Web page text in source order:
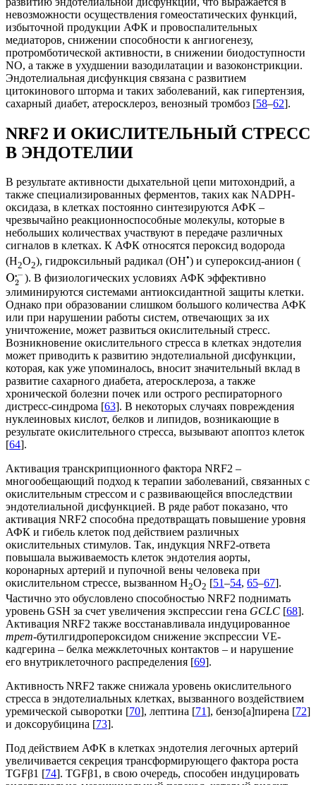
невозможности осуществления гомеостатических функций,
избыточной продукции АФК и провоспалительных
медиаторов, снижении способности к ангиогенезу,
протромботической активности, в снижении биодоступности
NO, а также в ухудшении вазодилатации и вазоконстрикции.
Эндотелиальная дисфункция связана с развитием
цитокинового шторма и таких заболеваний, как гипертензия,
сахарный диабет, атеросклероз, венозный тромбоз [58–62].
NRF2 И ОКИСЛИТЕЛЬНЫЙ СТРЕСС
В ЭНДОТЕЛИИ
В результате активности дыхательной цепи митохондрий, а
также специализированных ферментов, таких как NADPH-
оксидаза, в клетках постоянно синтезируются АФК –
чрезвычайно реакционноспособные молекулы, которые в
небольших количествах участвуют в передаче различных
сигналов в клетках. К АФК относятся пероксид водорода
(H2O2), гидроксильный радикал (ОН•) и супероксид-анион (
O⋅−
2
). В физиологических условиях АФК эффективно
элиминируются системами антиоксидантной защиты клетки.
Однако при образовании слишком большого количества АФК
или при нарушении работы систем, отвечающих за их
уничтожение, может развиться окислительный стресс.
Возникновение окислительного стресса в клетках эндотелия
может приводить к развитию эндотелиальной дисфункции,
которая, как уже упоминалось, вносит значительный вклад в
развитие сахарного диабета, атеросклероза, а также
хронической болезни почек или острого респираторного
дистресс-синдрома [63]. В некоторых случаях повреждения
нуклеиновых кислот, белков и липидов, возникающие в
результате окислительного стресса, вызывают апоптоз клеток
[64].
Активация транскрипционного фактора NRF2 –
многообещающий подход к терапии заболеваний, связанных с
окислительным стрессом и с развивающейся впоследствии
эндотелиальной дисфункцией. В ряде работ показано, что
активация NRF2 способна предотвращать повышение уровня
АФК и гибель клеток под действием различных
окислительных стимулов. Так, индукция NRF2-ответа
повышала выживаемость клеток эндотелия аорты,
коронарных артерий и пупочной вены человека при
окислительном стрессе, вызванном H2O2 [51–54, 65–67].
Частично это обусловлено способностью NRF2 поднимать
уровень GSH за счет увеличения экспрессии гена GCLC [68].
Активация NRF2 также восстанавливала индуцированное
трет-бутилгидропероксидом снижение экспрессии VE-
кадгерина – белка межклеточных контактов – и нарушение
его внутриклеточного распределения [69].
Активность NRF2 также снижала уровень окислительного
стресса в эндотелиальных клетках, вызванного воздействием
уремической сыворотки [70], лептина [71], бензо[а]пирена [72]
и доксорубицина [73].
Под действием АФК в клетках эндотелия легочных артерий
увеличивается секреция трансформирующего фактора роста
TGFβ1 [74]. TGFβ1, в свою очередь, способен индуцировать